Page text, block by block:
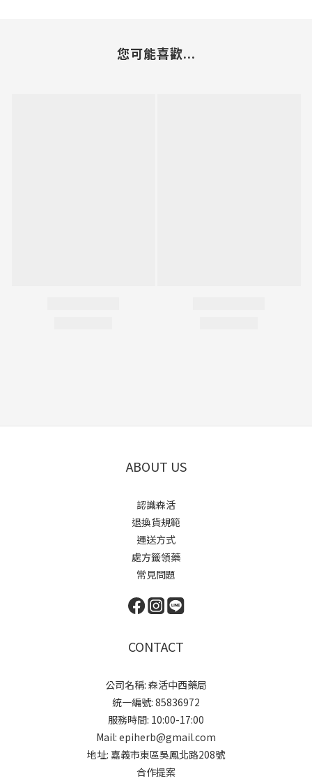
您可能喜歡...
ABOUT US
認識森活
退換貨規範
運送方式
處方籤領藥
常見問題
CONTACT
公司名稱: 森活中西藥局
統一編號: 85836972
服務時間: 10:00-17:00
Mail: epiherb@gmail.com
地址: 嘉義市東區吳鳳北路208號
合作提案